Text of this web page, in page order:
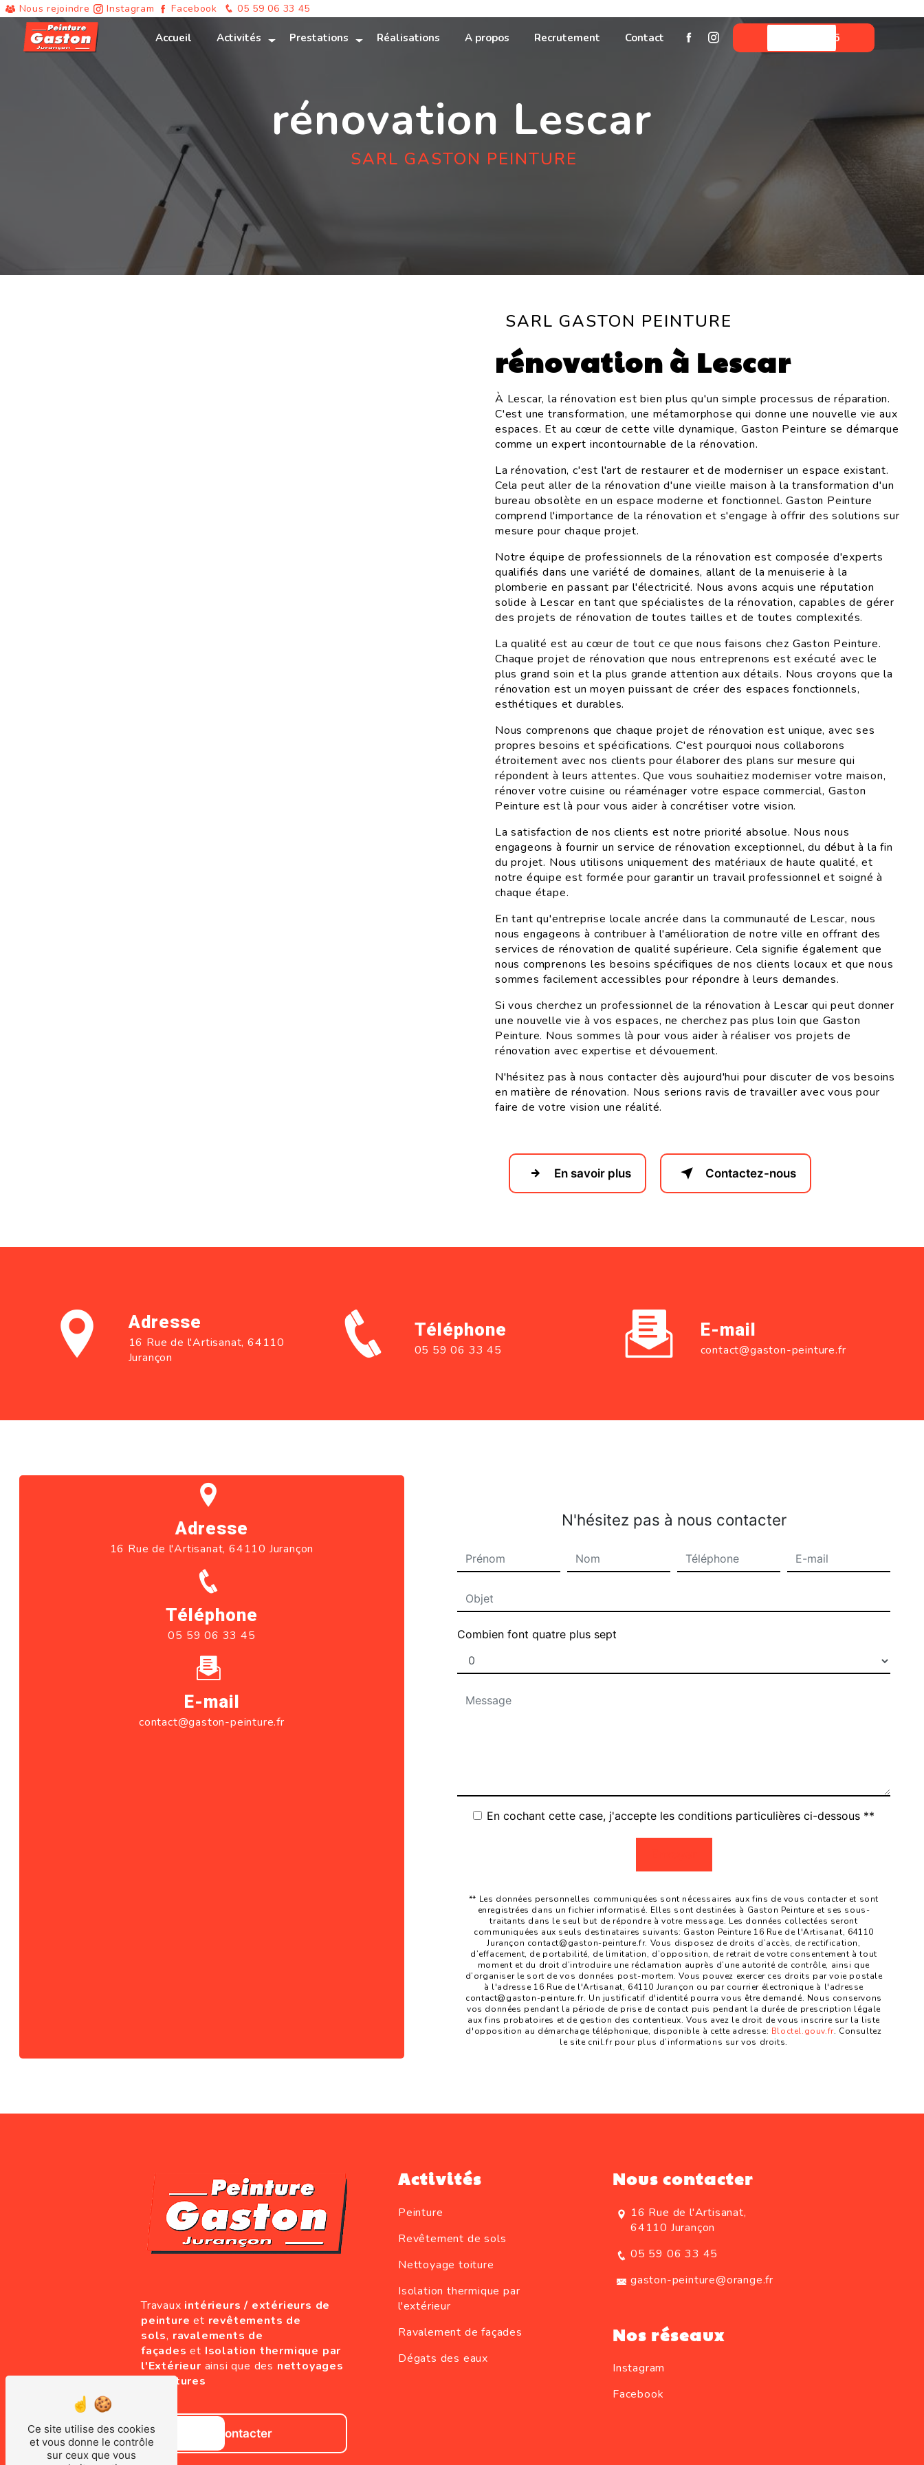
Nous rejoindre Instagram Facebook 05 59 06 33 45
Accueil Activités Prestations Réalisations A propos Recrutement Contact 05 59 06 33 45
rénovation Lescar
SARL GASTON PEINTURE
SARL GASTON PEINTURE
rénovation à Lescar
À Lescar, la rénovation est bien plus qu'un simple processus de réparation.
C'est une transformation, une métamorphose qui donne une nouvelle vie aux
espaces. Et au cœur de cette ville dynamique, Gaston Peinture se démarque
comme un expert incontournable de la rénovation.
La rénovation, c'est l'art de restaurer et de moderniser un espace existant.
Cela peut aller de la rénovation d'une vieille maison à la transformation d'un
bureau obsolète en un espace moderne et fonctionnel. Gaston Peinture
comprend l'importance de la rénovation et s'engage à offrir des solutions sur
mesure pour chaque projet.
Notre équipe de professionnels de la rénovation est composée d'experts
qualifiés dans une variété de domaines, allant de la menuiserie à la
plomberie en passant par l'électricité. Nous avons acquis une réputation
solide à Lescar en tant que spécialistes de la rénovation, capables de gérer
des projets de rénovation de toutes tailles et de toutes complexités.
La qualité est au cœur de tout ce que nous faisons chez Gaston Peinture.
Chaque projet de rénovation que nous entreprenons est exécuté avec le
plus grand soin et la plus grande attention aux détails. Nous croyons que la
rénovation est un moyen puissant de créer des espaces fonctionnels,
esthétiques et durables.
Nous comprenons que chaque projet de rénovation est unique, avec ses
propres besoins et spécifications. C'est pourquoi nous collaborons
étroitement avec nos clients pour élaborer des plans sur mesure qui
répondent à leurs attentes. Que vous souhaitiez moderniser votre maison,
rénover votre cuisine ou réaménager votre espace commercial, Gaston
Peinture est là pour vous aider à concrétiser votre vision.
La satisfaction de nos clients est notre priorité absolue. Nous nous
engageons à fournir un service de rénovation exceptionnel, du début à la fin
du projet. Nous utilisons uniquement des matériaux de haute qualité, et
notre équipe est formée pour garantir un travail professionnel et soigné à
chaque étape.
En tant qu'entreprise locale ancrée dans la communauté de Lescar, nous
nous engageons à contribuer à l'amélioration de notre ville en offrant des
services de rénovation de qualité supérieure. Cela signifie également que
nous comprenons les besoins spécifiques de nos clients locaux et que nous
sommes facilement accessibles pour répondre à leurs demandes.
Si vous cherchez un professionnel de la rénovation à Lescar qui peut donner
une nouvelle vie à vos espaces, ne cherchez pas plus loin que Gaston
Peinture. Nous sommes là pour vous aider à réaliser vos projets de
rénovation avec expertise et dévouement.
N'hésitez pas à nous contacter dès aujourd'hui pour discuter de vos besoins
en matière de rénovation. Nous serions ravis de travailler avec vous pour
faire de votre vision une réalité.
En savoir plus Contactez-nous
Adresse
16 Rue de l'Artisanat, 64110
Jurançon
Téléphone
05 59 06 33 45
E-mail
contact@gaston-peinture.fr
N'hésitez pas à nous contacter
Combien font quatre plus sept
En cochant cette case, j'accepte les conditions particulières ci-dessous **
** Les données personnelles communiquées sont nécessaires aux fins de vous contacter et sont
enregistrées dans un fichier informatisé. Elles sont destinées à Gaston Peinture et ses sous-
traitants dans le seul but de répondre à votre message. Les données collectées seront
communiquées aux seuls destinataires suivants: Gaston Peinture 16 Rue de l'Artisanat, 64110
Jurançon contact@gaston-peinture.fr. Vous disposez de droits d’accès, de rectification,
d’effacement, de portabilité, de limitation, d’opposition, de retrait de votre consentement à tout
moment et du droit d’introduire une réclamation auprès d’une autorité de contrôle, ainsi que
d’organiser le sort de vos données post-mortem. Vous pouvez exercer ces droits par voie postale
à l'adresse 16 Rue de l'Artisanat, 64110 Jurançon ou par courrier électronique à l'adresse
contact@gaston-peinture.fr. Un justificatif d'identité pourra vous être demandé. Nous conservons
vos données pendant la période de prise de contact puis pendant la durée de prescription légale
aux fins probatoires et de gestion des contentieux. Vous avez le droit de vous inscrire sur la liste
d'opposition au démarchage téléphonique, disponible à cette adresse: Bloctel.gouv.fr. Consultez
le site cnil.fr pour plus d’informations sur vos droits.
Adresse
16 Rue de l'Artisanat, 64110 Jurançon
Téléphone
05 59 06 33 45
E-mail
contact@gaston-peinture.fr
Travaux intérieurs / extérieurs de
peinture et revêtements de
sols, ravalements de
façades et Isolation thermique par
l'Extérieur ainsi que des nettoyages
de toitures
Nous contacter
Activités
Peinture
Revêtement de sols
Nettoyage toiture
Isolation thermique par
l'extérieur
Ravalement de façades
Dégats des eaux
Nous contacter
16 Rue de l'Artisanat,
64110 Jurançon
05 59 06 33 45
gaston-peinture@orange.fr
Nos réseaux
Instagram
Facebook
Panneau de gestion des cookies
Ce site utilise des cookies
et vous donne le contrôle
sur ceux que vous